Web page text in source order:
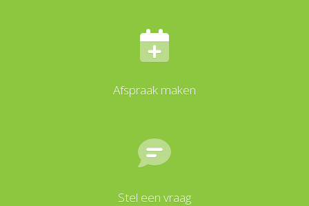
Afspraak maken
Stel een vraag